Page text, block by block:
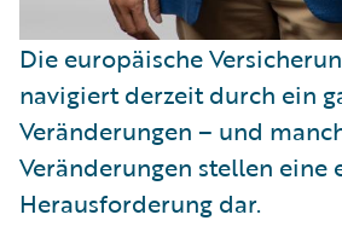
Die europäische
navigiert derzeit durch ein
Veränderungen – und
Veränderungen stellen eine
Herausforderung dar.